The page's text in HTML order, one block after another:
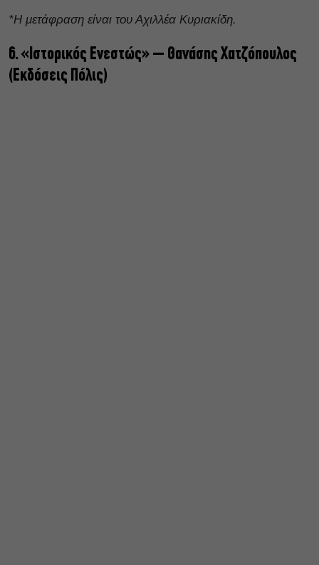
*Η μετάφραση είναι του Αχιλλέα Κυριακίδη.
6. «Ιστορικός Ενεστώς» – Θανάσης Χατζόπουλος
(Εκδόσεις Πόλις)